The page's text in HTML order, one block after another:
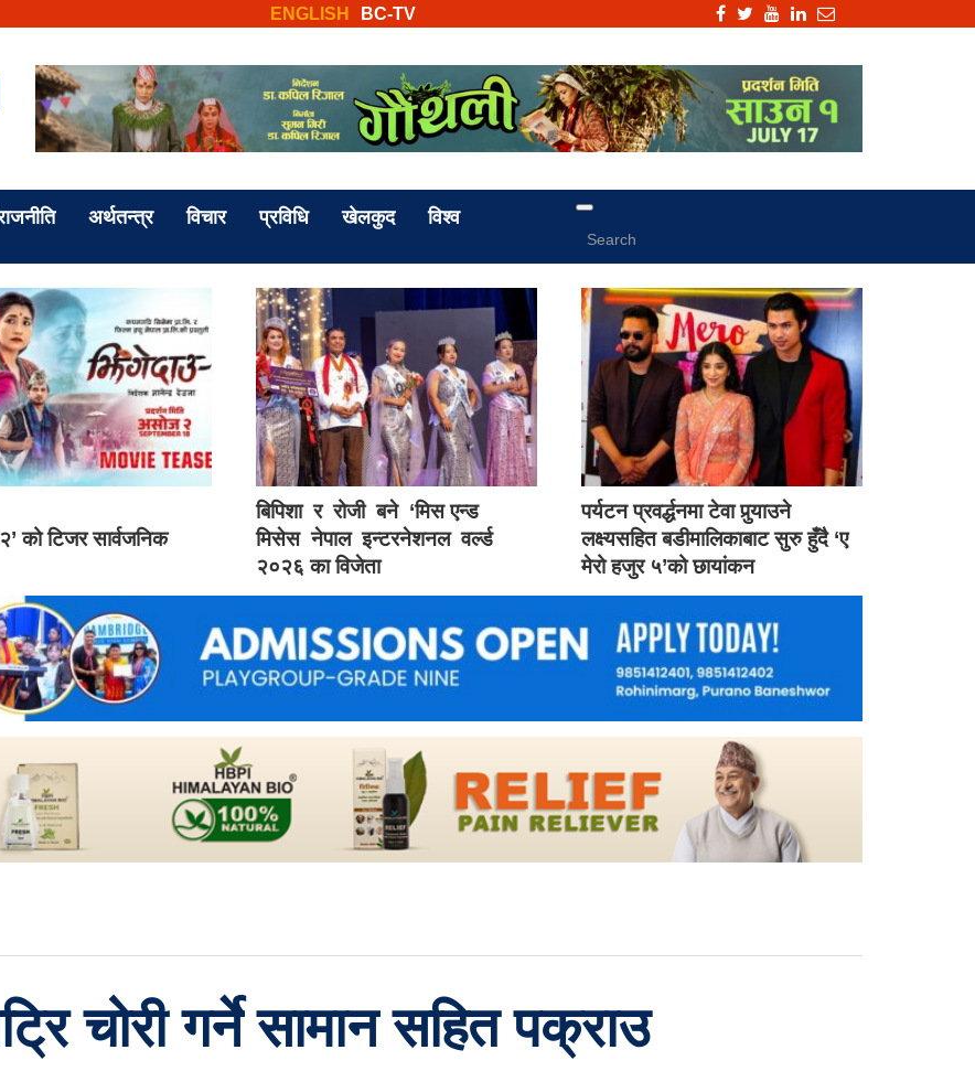
BC-TV
ENGLISH
अर्थतन्त्र विचार प्रविधि खेलकुद विश्व
को टिजर सार्वजनिक
बिपिशा र रोजी बने ‘मिस एन्ड
मिसेस नेपाल इन्टरनेशनल वर्ल्ड
२०२६ का विजेता
पर्यटन प्रवर्द्धनमा टेवा पुर्‍याउने
लक्ष्यसहित बडीमालिकाबाट सुरु हुँदै ‘ए
मेरो हजुर ५’को छायांकन
चोरी गर्ने सामान सहित पक्राउ